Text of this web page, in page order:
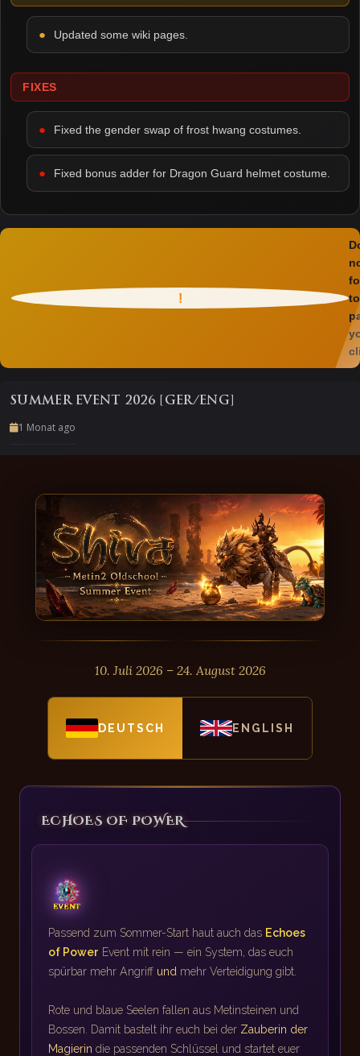
Updated some wiki pages.
FIXES
Fixed the gender swap of frost hwang costumes.
Fixed bonus adder for Dragon Guard helmet costume.
!
to
SUMMER EVENT 2026 [GER/ENG]
1 Monat ago
10. Juli 2026 – 24. August 2026
DEUTSCH ENGLISH
ECHOES OF POWER
Passend zum Sommer-Start haut auch das Echoes
of Power Event mit rein — ein System, das euch
spürbar mehr Angriff und mehr Verteidigung gibt.
Rote und blaue Seelen fallen aus Metinsteinen und
Bossen. Damit bastelt ihr euch bei der Zauberin der
Magierin die passenden Schlüssel und startet euer